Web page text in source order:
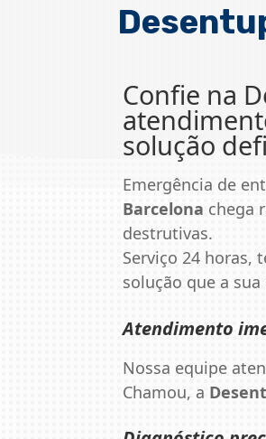
Confie na
solução
Emergência de
Barcelona chega
destrutivas.
Serviço 24 horas,
solução que a
Atendimento
Nossa equipe
Chamou, a